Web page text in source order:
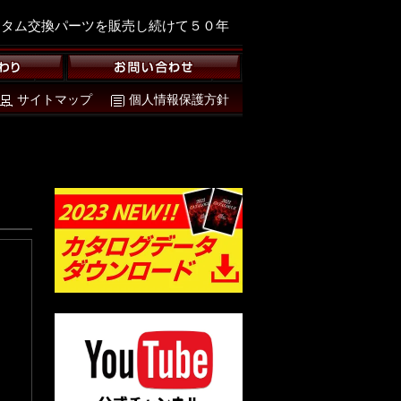
ム交換パーツを販売し続けて５０年
サイトマップ 個人情報保護方針